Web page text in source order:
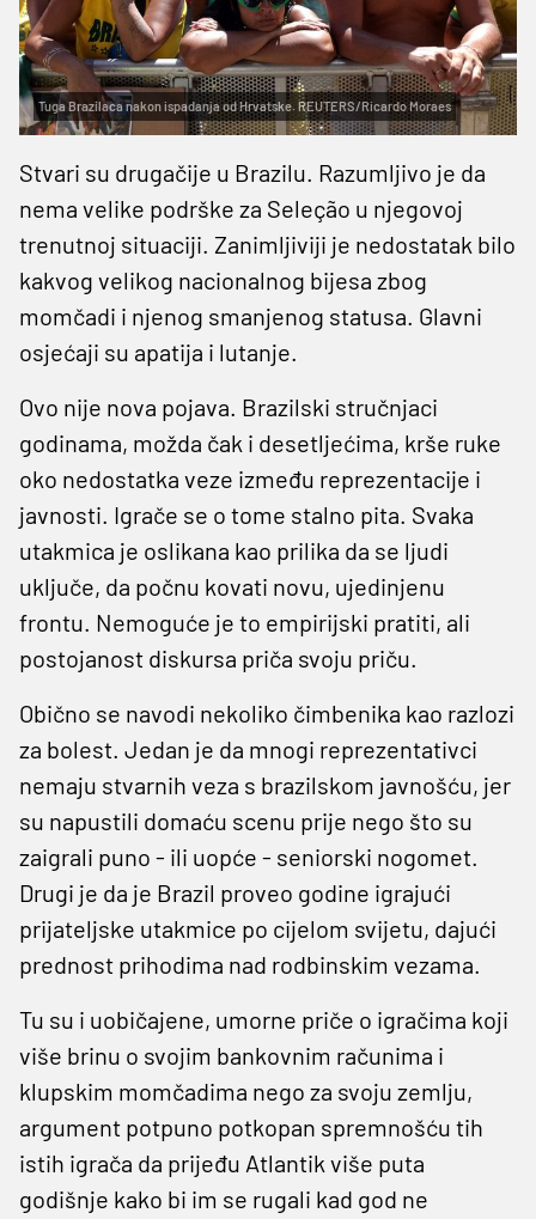
Tuga Brazilaca nakon ispadanja od Hrvatske. REUTERS/Ricardo Moraes
Stvari su drugačije u Brazilu. Razumljivo je da
nema velike podrške za Seleção u njegovoj
trenutnoj situaciji. Zanimljiviji je nedostatak bilo
kakvog velikog nacionalnog bijesa zbog
momčadi i njenog smanjenog statusa. Glavni
osjećaji su apatija i lutanje.
Ovo nije nova pojava. Brazilski stručnjaci
godinama, možda čak i desetljećima, krše ruke
oko nedostatka veze između reprezentacije i
javnosti. Igrače se o tome stalno pita. Svaka
utakmica je oslikana kao prilika da se ljudi
uključe, da počnu kovati novu, ujedinjenu
frontu. Nemoguće je to empirijski pratiti, ali
postojanost diskursa priča svoju priču.
Obično se navodi nekoliko čimbenika kao razlozi
za bolest. Jedan je da mnogi reprezentativci
nemaju stvarnih veza s brazilskom javnošću, jer
su napustili domaću scenu prije nego što su
zaigrali puno - ili uopće - seniorski nogomet.
Drugi je da je Brazil proveo godine igrajući
prijateljske utakmice po cijelom svijetu, dajući
prednost prihodima nad rodbinskim vezama.
Tu su i uobičajene, umorne priče o igračima koji
više brinu o svojim bankovnim računima i
klupskim momčadima nego za svoju zemlju,
argument potpuno potkopan spremnošću tih
istih igrača da prijeđu Atlantik više puta
godišnje kako bi im se rugali kad god ne